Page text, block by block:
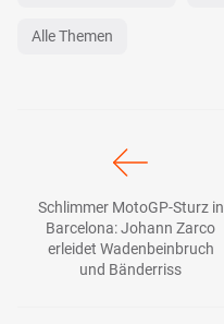
Alle Themen
Schlimmer MotoGP-Sturz in
Barcelona: Johann Zarco
erleidet Wadenbeinbruch
und Bänderriss